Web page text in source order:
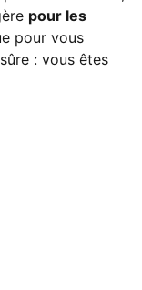
pour les
pour vous
: vous êtes